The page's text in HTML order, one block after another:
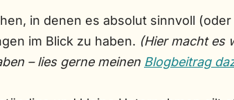
in denen es absolut sinnvoll
im Blick zu haben. (Hier macht es
– lies gerne meinen Blogbeitrag